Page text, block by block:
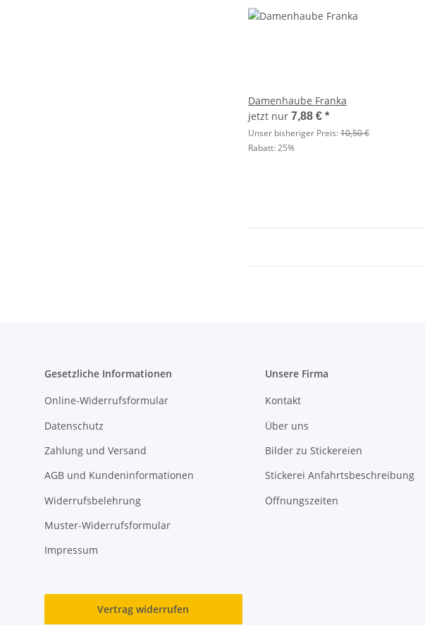
Damenhaube Franka
jetzt nur 7,88 € *
Unser bisheriger Preis:10,50 €
Rabatt:25%
Gesetzliche Informationen
Online-Widerrufsformular
Datenschutz
Zahlung und Versand
AGB und Kundeninformationen
Widerrufsbelehrung
Muster-Widerrufsformular
Impressum
Unsere Firma
Kontakt
Über uns
Bilder zu Stickereien
Stickerei Anfahrtsbeschreibung
Öffnungszeiten
Vertrag widerrufen